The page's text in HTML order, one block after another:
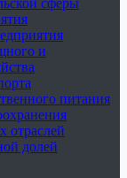
сферы
и
питания
отраслей
долей